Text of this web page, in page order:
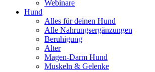
Webinare
Hund
Alles für deinen Hund
Alle Nahrungsergänzungen
Beruhigung
Alter
Magen-Darm Hund
Muskeln & Gelenke